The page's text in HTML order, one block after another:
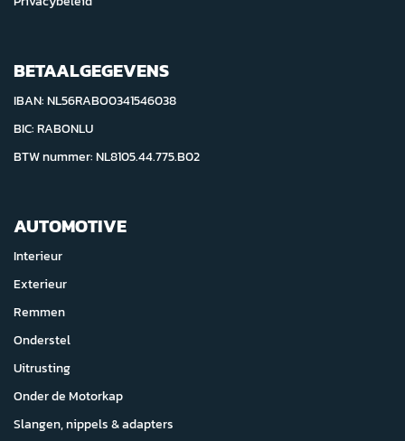
BETAALGEGEVENS
IBAN: NL56RABO0341546038
BIC: RABONLU
BTW nummer: NL8105.44.775.B02
AUTOMOTIVE
Interieur
Exterieur
Remmen
Onderstel
Uitrusting
Onder de Motorkap
Slangen, nippels & adapters